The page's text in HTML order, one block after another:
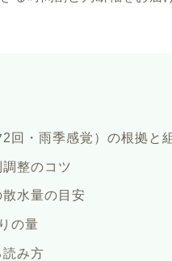
回・雨季感覚）の根拠と
整のコツ
水量の目安
の量
み方